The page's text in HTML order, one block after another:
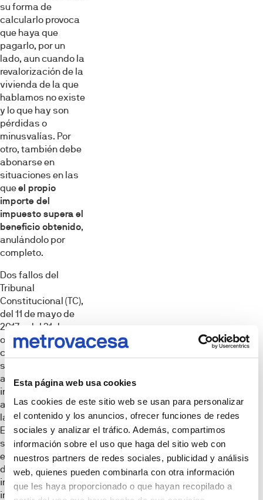
Esta página web usa cookies
Las cookies de este sitio web se usan para personalizar
el contenido y los anuncios, ofrecer funciones de redes
sociales y analizar el tráfico. Además, compartimos
información sobre el uso que haga del sitio web con
nuestros partners de redes sociales, publicidad y análisis
web, quienes pueden combinarla con otra información
que les haya proporcionado o que hayan recopilado a
su forma de
calcularlo provoca
que haya que
pagarlo, por un
lado, aun cuando la
revalorización de la
vivienda de la que
hablamos no existe
y lo que hay son
pérdidas o
minusvalías. Por
otro, también debe
abonarse en
situaciones en las
queel propio
importe del
impuesto supera el
beneficio obtenido,
anulándolo por
completo.
Dos fallos del
Tribunal
Constitucional (TC),
del 11 de mayo de
2017 y del 31 de
octubre de 2019,
corrigieron estas
situaciones
anómalas, que iban
incluso en contra de
algunos artículos de
la Constitución
Española. Tras la
sentencia que dictó
el TC en 2017
declarando
inconstitucional el
impuesto cuando la